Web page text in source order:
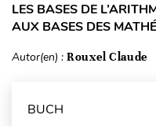
LES BASES DE
AUX BASES DES
Autor(en) : Rouxel Claude
BUCH